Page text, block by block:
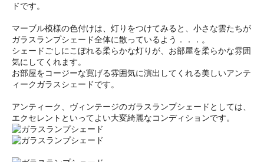
ドです。
マーブル模様の色付けは、灯りをつけてみると、小さな雲たちが
ガラスランプシェード全体に散っているよう．．．。
シェードごしにこぼれる柔らかな灯りが、お部屋を柔らかな雰囲
気にしてくれます。
お部屋をコージーな寛げる雰囲気に演出してくれる美しいアンテ
ィークガラスシェードです。
アンティーク、ヴィンテージのガラスランプシェードとしては、
エクセレントといってよい大変綺麗なコンディションです。